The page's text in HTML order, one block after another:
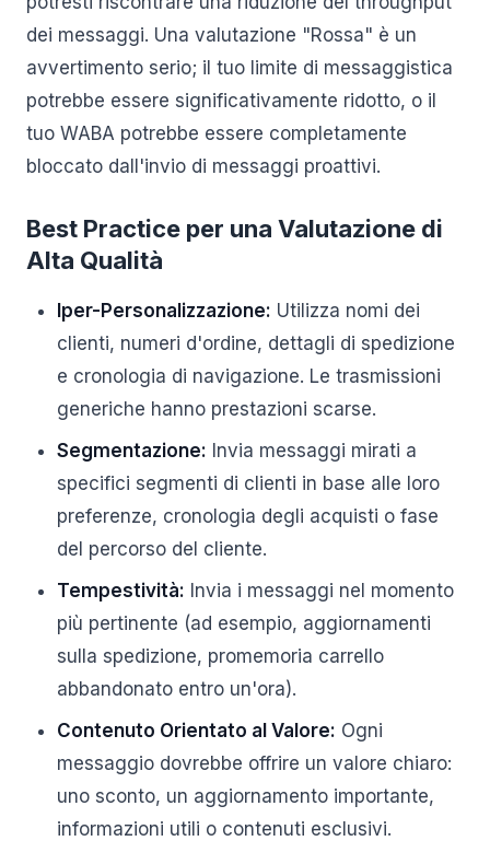
dei messaggi. Una valutazione "Rossa" è un
avvertimento serio; il tuo limite di messaggistica
potrebbe essere significativamente ridotto, o il
tuo WABA potrebbe essere completamente
bloccato dall'invio di messaggi proattivi.
Best Practice per una Valutazione di
Alta Qualità
Iper-Personalizzazione: Utilizza nomi dei
clienti, numeri d'ordine, dettagli di spedizione
e cronologia di navigazione. Le trasmissioni
generiche hanno prestazioni scarse.
Segmentazione: Invia messaggi mirati a
specifici segmenti di clienti in base alle loro
preferenze, cronologia degli acquisti o fase
del percorso del cliente.
Tempestività: Invia i messaggi nel momento
più pertinente (ad esempio, aggiornamenti
sulla spedizione, promemoria carrello
abbandonato entro un'ora).
Contenuto Orientato al Valore: Ogni
messaggio dovrebbe offrire un valore chiaro:
uno sconto, un aggiornamento importante,
informazioni utili o contenuti esclusivi.